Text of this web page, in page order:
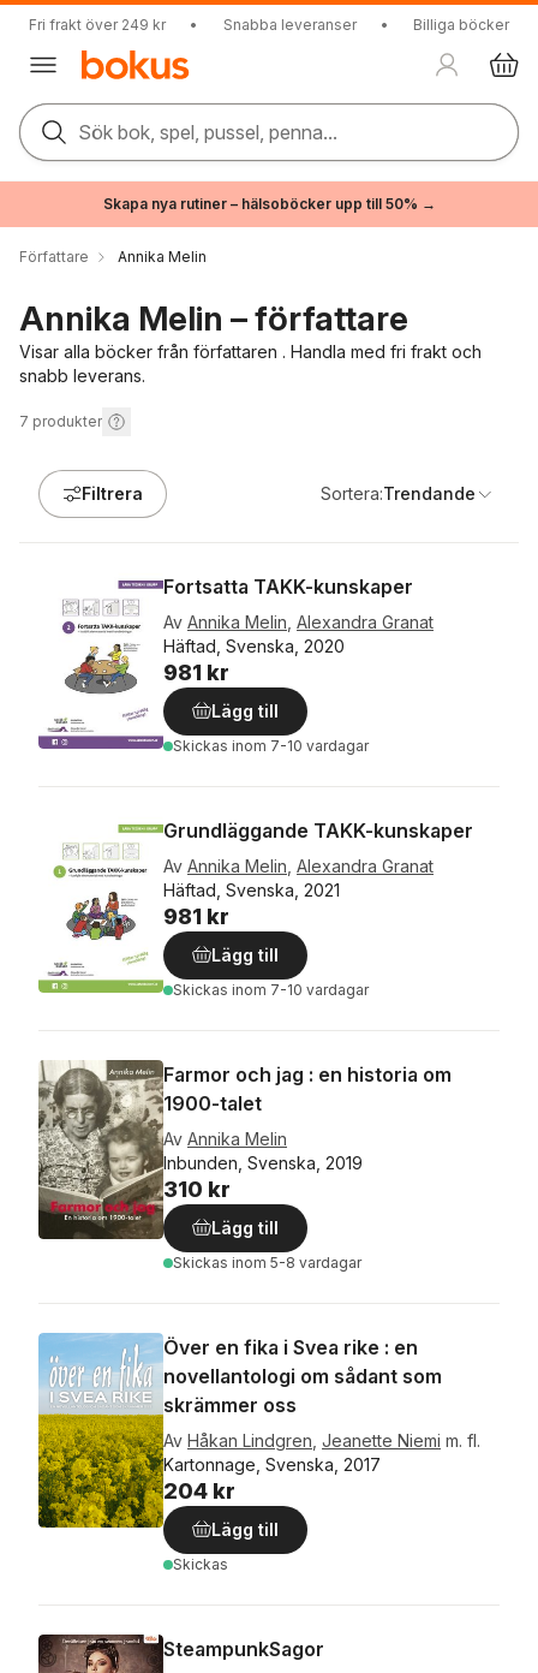
Fri frakt över 249 kr • Snabba leveranser • Billiga böcker
Sök bok, spel, pussel, penna...
Skapa nya rutiner – hälsoböcker upp till 50% →
Författare Annika Melin
Annika Melin – författare
Visar alla böcker från författaren . Handla med fri frakt och
snabb leverans.
7 produkter
Filtrera Sortera:Trendande
Fortsatta TAKK-kunskaper
Av Annika Melin Alexandra Granat
Häftad, Svenska, 2020
981 kr
Lägg till
Skickas inom 7-10 vardagar
Grundläggande TAKK-kunskaper
Av Annika Melin Alexandra Granat
Häftad, Svenska, 2021
981 kr
Lägg till
Skickas inom 7-10 vardagar
Farmor och jag : en historia om
1900-talet
Av Annika Melin
Inbunden, Svenska, 2019
310 kr
Lägg till
Skickas inom 5-8 vardagar
Över en fika i Svea rike : en
novellantologi om sådant som
skrämmer oss
Av Håkan Lindgren Jeanette Niemi m. fl.
Kartonnage, Svenska, 2017
204 kr
Lägg till
Skickas
SteampunkSagor